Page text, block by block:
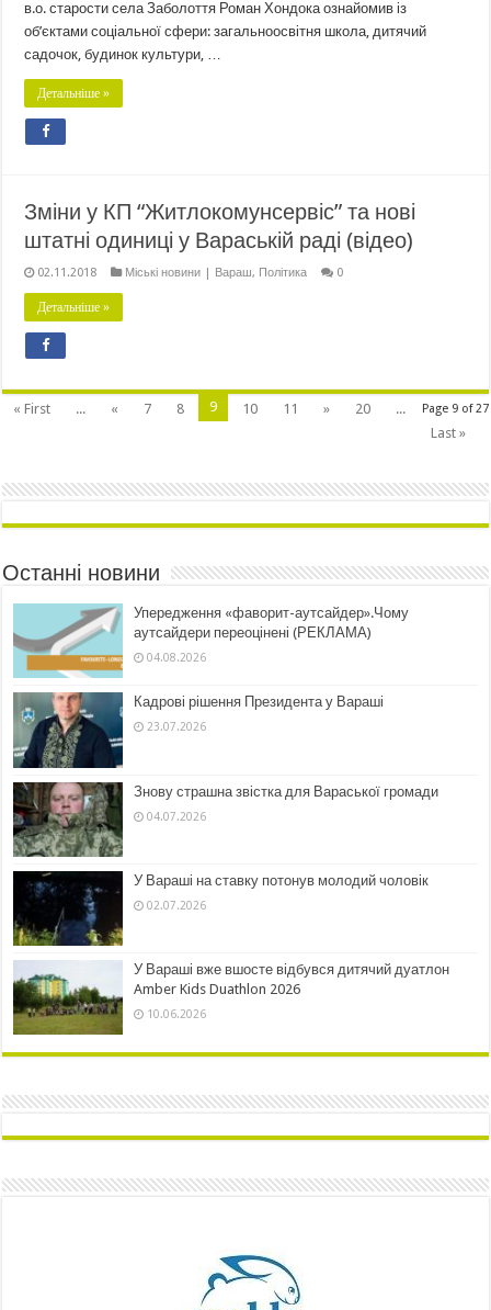
в.о. старости села Заболоття Роман Хондока ознайомив із
об’єктами соціальної сфери: загальноосвітня школа, дитячий
садочок, будинок культури, …
Детальніше »
Зміни у КП “Житлокомунсервіс” та нові
штатні одиниці у Вараській раді (відео)
02.11.2018 Міські новини | Вараш, Політика 0
Детальніше »
Page 9 of 27
« First ... « 7 8 9 10 11 » 20
...
Last »
Останні новини
Упередження «фаворит-аутсайдер».Чому
аутсайдери переоцінені (РЕКЛАМА)
04.08.2026
Кадрові рішення Президента у Вараші
23.07.2026
Знову страшна звістка для Вараської громади
04.07.2026
У Вараші на ставку потонув молодий чоловік
02.07.2026
У Вараші вже вшосте відбувся дитячий дуатлон
Amber Kids Duathlon 2026
10.06.2026